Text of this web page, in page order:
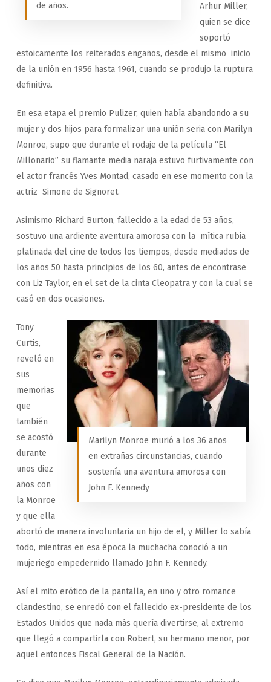
de años.
Arhur Miller,
quien se dice
soportó
estoicamente los reiterados engaños, desde el mismo inicio
de la unión en 1956 hasta 1961, cuando se produjo la ruptura
definitiva.
En esa etapa el premio Pulizer, quien había abandondo a su
mujer y dos hijos para formalizar una unión seria con Marilyn
Monroe, supo que durante el rodaje de la película “El
Millonario” su flamante media naraja estuvo furtivamente con
el actor francés Yves Montad, casado en ese momento con la
actriz Simone de Signoret.
Asimismo Richard Burton, fallecido a la edad de 53 años,
sostuvo una ardiente aventura amorosa con la mítica rubia
platinada del cine de todos los tiempos, desde mediados de
los años 50 hasta principios de los 60, antes de encontrase
con Liz Taylor, en el set de la cinta Cleopatra y con la cual se
casó en dos ocasiones.
Marilyn Monroe murió a los 36 años
en extrañas circunstancias, cuando
sostenía una aventura amorosa con
John F. Kennedy
Tony
Curtis,
reveló en
sus
memorias
que
también
se acostó
durante
unos diez
años con
la Monroe
y que ella
abortó de manera involuntaria un hijo de el, y Miller lo sabía
todo, mientras en esa época la muchacha conoció a un
mujeriego empedernido llamado John F. Kennedy.
Así el mito erótico de la pantalla, en uno y otro romance
clandestino, se enredó con el fallecido ex-presidente de los
Estados Unidos que nada más quería divertirse, al extremo
que llegó a compartirla con Robert, su hermano menor, por
aquel entonces Fiscal General de la Nación.